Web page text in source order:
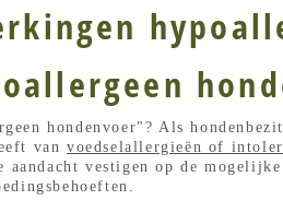
hondenvoer"? Als
vanvoedselallergieën of
vestigen op de